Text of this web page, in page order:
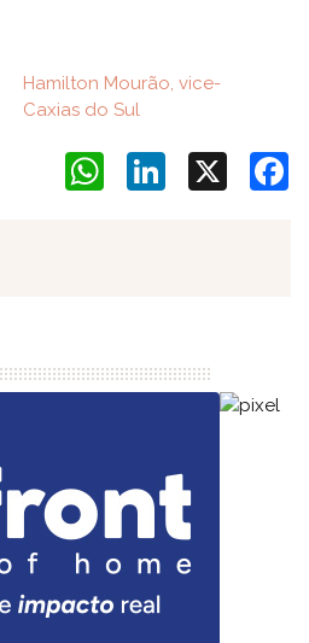
Hamilton Mourão, vice-
Caxias do Sul
LinkedIn
WhatsApp